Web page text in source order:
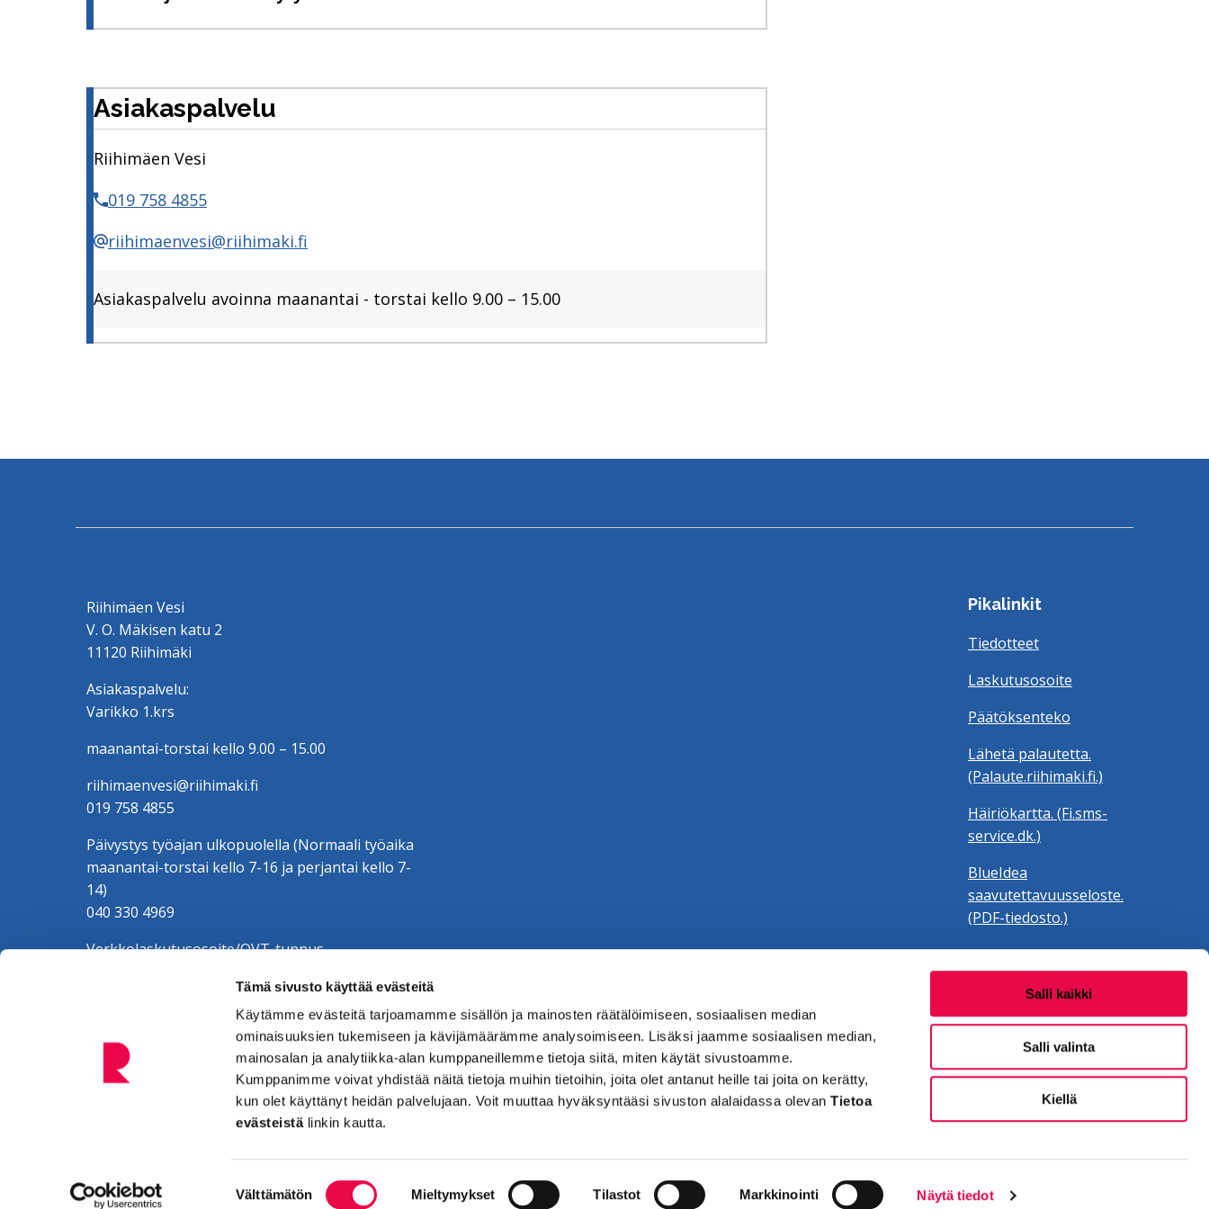
Tämä sivusto käyttää evästeitä
Käytämme evästeitä tarjoamamme sisällön ja mainosten räätälöimiseen, sosiaalisen median
ominaisuuksien tukemiseen ja kävijämäärämme analysoimiseen. Lisäksi jaamme sosiaalisen median,
mainosalan ja analytiikka-alan kumppaneillemme tietoja siitä, miten käytät sivustoamme.
Kumppanimme voivat yhdistää näitä tietoja muihin tietoihin, joita olet antanut heille tai joita on kerätty,
kun olet käyttänyt heidän palvelujaan. Voit muuttaa hyväksyntääsi sivuston alalaidassa olevanTietoa
evästeistä linkin kautta.
valinta
Välttämätön Mieltymykset Tilastot Markkinointi Näytä tiedot
Salli kaikki
Salli valinta
Kiellä
Asiakaspalvelu
Riihimäen Vesi
019 758 4855
riihimaenvesi@riihimaki.fi
Asiakaspalvelu avoinna maanantai - torstai kello 9.00 – 15.00
Riihimäen Vesi
V. O. Mäkisen katu 2
11120 Riihimäki
Asiakaspalvelu:
Varikko 1.krs
maanantai-torstai kello 9.00 – 15.00
riihimaenvesi@riihimaki.fi
019 758 4855
Päivystys työajan ulkopuolella (Normaali työaika
maanantai-torstai kello 7-16 ja perjantai kello 7-
14)
040 330 4969
Verkkolaskutusosoite/OVT-tunnus
Verkkolaskuoperaattori CGI Oy, 003703575029
Riihimäen Veden y-tunnus 0152563-4
Pikalinkit
Tiedotteet
Laskutusosoite
Päätöksenteko
Lähetä palautetta.
(Palaute.riihimaki.fi.)
Häiriökartta. (Fi.sms-
service.dk.)
BlueIdea
saavutettavuusseloste.
(PDF-tiedosto.)
Tietoa evästeistä. (Riihimäki.fi.)